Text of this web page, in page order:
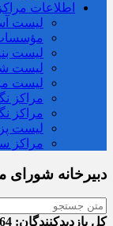
اطلاعات مراکز
لیست
لیست
لیست
لیست
مراکز
مراکز
لیست
مراکز
دبیرخانه شورای
کل بازدیدکنند‌گان: 3,277,964 نفر / کل بازدیدها: 13,019,908 بازدید / آمار بازدید امروز: